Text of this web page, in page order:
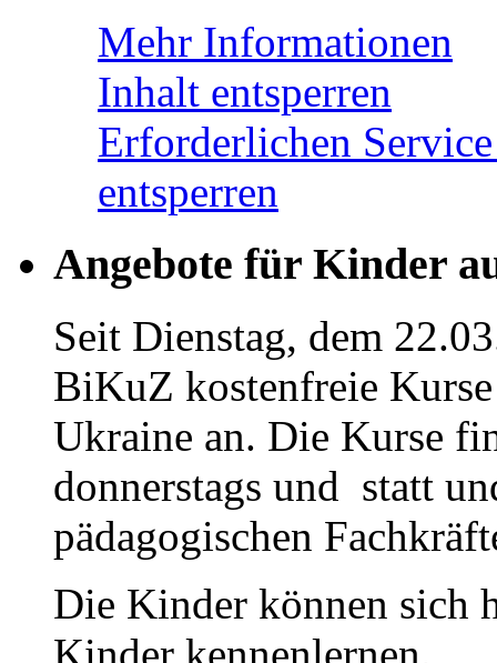
Mehr Informationen
Inhalt entsperren
Erforderlichen
entsperren
Angebote für Kinder
Seit Dienstag, dem
BiKuZ kostenfreie
Ukraine an. Die Kurse
donnerstags und statt
pädagogischen
Die Kinder können sich
Kinder kennenlernen.